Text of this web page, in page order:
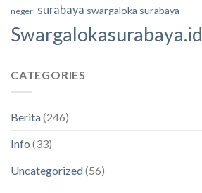
negeri surabaya swargaloka surabaya
Swargalokasurabaya.id
CATEGORIES
Berita(246)
Info (33)
Uncategorized(56)